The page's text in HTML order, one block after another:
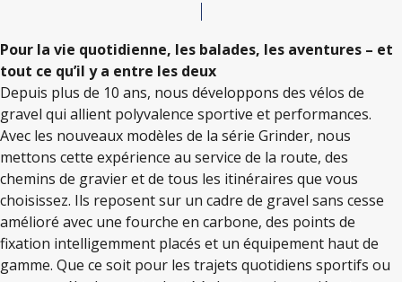
Pour la vie quotidienne, les balades, les aventures – et
tout ce qu’il y a entre les deux
Depuis plus de 10 ans, nous développons des vélos de
gravel qui allient polyvalence sportive et performances.
Avec les nouveaux modèles de la série Grinder, nous
mettons cette expérience au service de la route, des
chemins de gravier et de tous les itinéraires que vous
choisissez. Ils reposent sur un cadre de gravel sans cesse
amélioré avec une fourche en carbone, des points de
fixation intelligemment placés et un équipement haut de
gamme. Que ce soit pour les trajets quotidiens sportifs ou